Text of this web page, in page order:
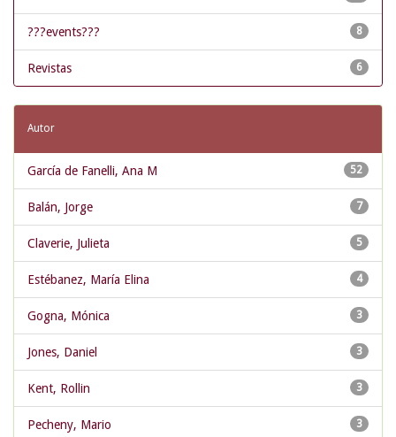
8
???events???
6
Revistas
Autor
52
García de Fanelli, Ana M
7
Balán, Jorge
5
Claverie, Julieta
4
Estébanez, María Elina
3
Gogna, Mónica
3
Jones, Daniel
3
Kent, Rollin
3
Pecheny, Mario